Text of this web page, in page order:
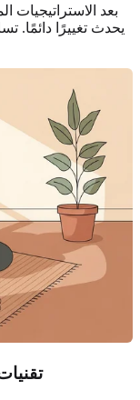
بعد الاستراتيجيات
يحدث تغييرًا دائمًا.